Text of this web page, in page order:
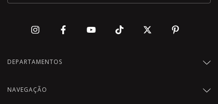
DEPARTAMENTOS
NAVEGAÇÃO